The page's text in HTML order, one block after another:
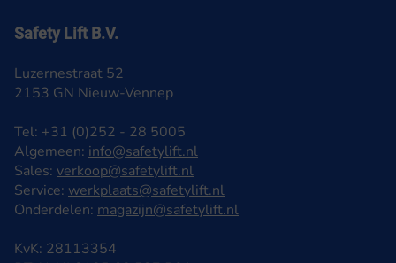
Safety Lift B.V.
Luzernestraat 52
2153 GN Nieuw-Vennep
Tel: +31 (0)252 - 28 5005
Algemeen: info@safetylift.nl
Sales: verkoop@safetylift.nl
Service: werkplaats@safetylift.nl
Onderdelen: magazijn@safetylift.nl
KvK: 28113354